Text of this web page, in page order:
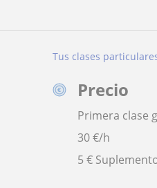
Tus clases
Precio
Primera clase
30€/h
5 €